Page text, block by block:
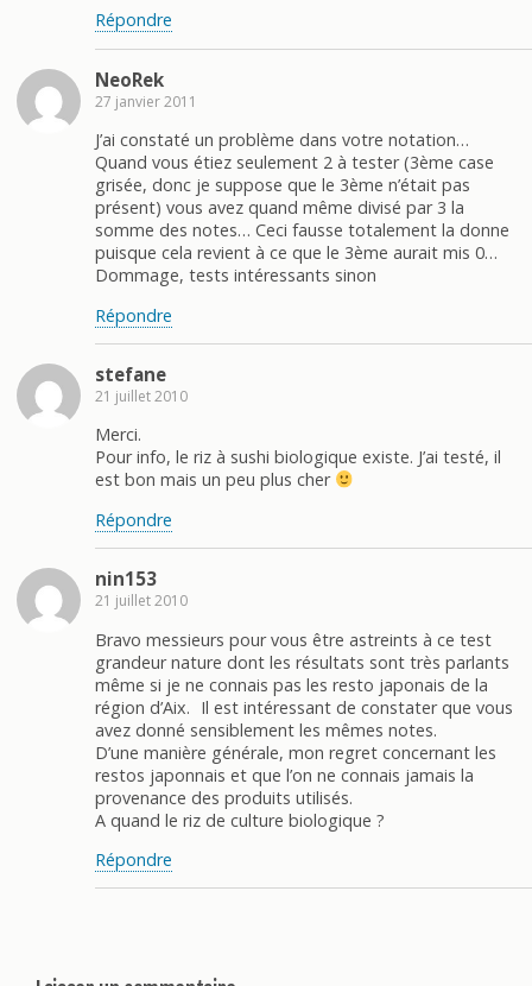
Répondre
NeoRek
27 janvier 2011
J’ai constaté un problème dans votre notation…
Quand vous étiez seulement 2 à tester (3ème case
grisée, donc je suppose que le 3ème n’était pas
présent) vous avez quand même divisé par 3 la
somme des notes… Ceci fausse totalement la donne
puisque cela revient à ce que le 3ème aurait mis 0…
Dommage, tests intéressants sinon
Répondre
stefane
21 juillet 2010
Merci.
Pour info, le riz à sushi biologique existe. J’ai testé, il
est bon mais un peu plus cher
Répondre
nin153
21 juillet 2010
Bravo messieurs pour vous être astreints à ce test
grandeur nature dont les résultats sont très parlants
même si je ne connais pas les resto japonais de la
région d’Aix. Il est intéressant de constater que vous
avez donné sensiblement les mêmes notes.
D’une manière générale, mon regret concernant les
restos japonnais et que l’on ne connais jamais la
provenance des produits utilisés.
A quand le riz de culture biologique ?
Répondre